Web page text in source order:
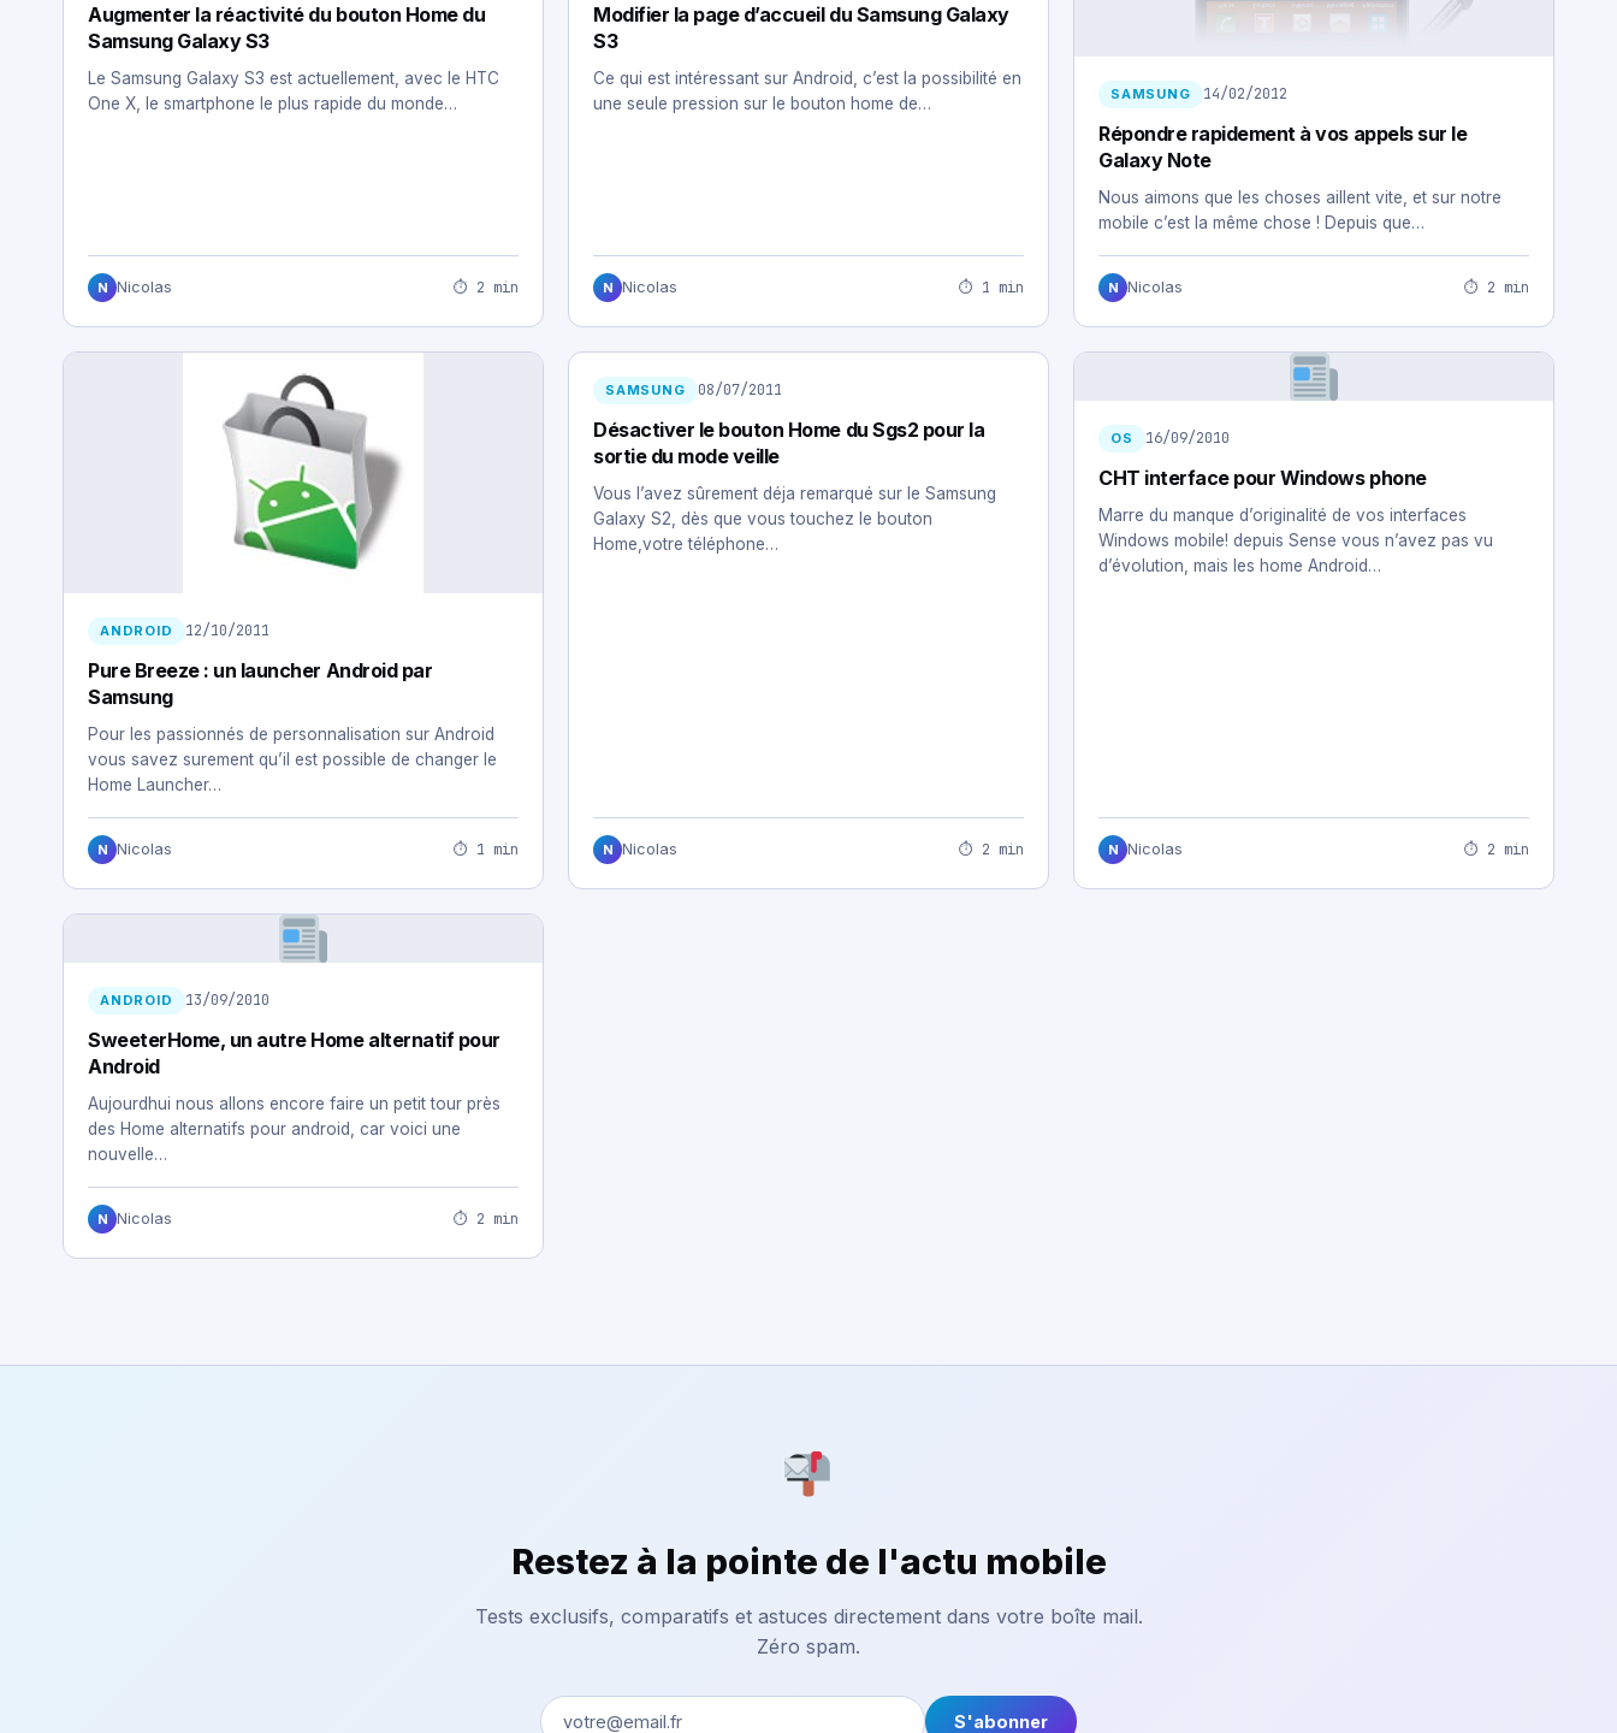
Augmenter la réactivité du bouton Home du
Samsung Galaxy S3
Le Samsung Galaxy S3 est actuellement, avec le HTC
One X, le smartphone le plus rapide du monde…
N Nicolas ⏱ 2 min
Modifier la page d’accueil du Samsung Galaxy
S3
Ce qui est intéressant sur Android, c’est la possibilité en
une seule pression sur le bouton home de…
N Nicolas ⏱ 1 min
SAMSUNG 14/02/2012
Répondre rapidement à vos appels sur le
Galaxy Note
Nous aimons que les choses aillent vite, et sur notre
mobile c’est la même chose ! Depuis que…
N Nicolas ⏱ 2 min
ANDROID 12/10/2011
Pure Breeze : un launcher Android par
Samsung
Pour les passionnés de personnalisation sur Android
vous savez surement qu’il est possible de changer le
Home Launcher…
N Nicolas ⏱ 1 min
SAMSUNG 08/07/2011
Désactiver le bouton Home du Sgs2 pour la
sortie du mode veille
Vous l’avez sûrement déja remarqué sur le Samsung
Galaxy S2, dès que vous touchez le bouton
Home,votre téléphone…
N Nicolas ⏱ 2 min
OS 16/09/2010
CHT interface pour Windows phone
Marre du manque d’originalité de vos interfaces
Windows mobile! depuis Sense vous n’avez pas vu
d’évolution, mais les home Android…
N Nicolas ⏱ 2 min
ANDROID 13/09/2010
SweeterHome, un autre Home alternatif pour
Android
Aujourdhui nous allons encore faire un petit tour près
des Home alternatifs pour android, car voici une
nouvelle…
N Nicolas ⏱ 2 min
Restez à la pointe de l'actu mobile
Tests exclusifs, comparatifs et astuces directement dans votre boîte mail.
Zéro spam.
S'abonner